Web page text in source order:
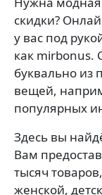
скидки?
у вас под
как mirbonus.
буквально из
вещей,
популярных
Здесь вы
Вам
тысяч
женской,